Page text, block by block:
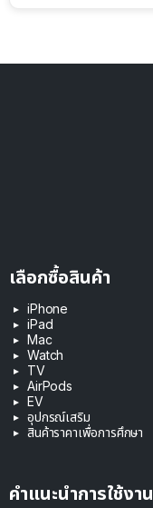
เลือกซื้อสินค้า
iPhone
iPad
Mac
Watch
TV
AirPods
EV
อุปกรณ์เสริม
สินค้าราคาเพื่อการศึกษา
คำแนะนำการใช้งาน